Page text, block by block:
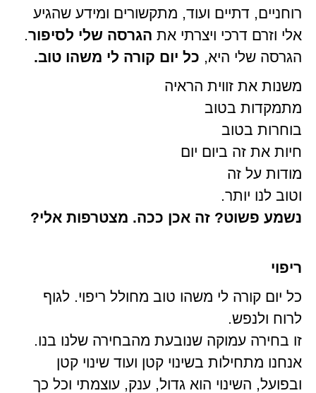
רוחניים, דתיים ועוד, מתקשורים ומידע שהגיע
אלי וזרם דרכי ויצרתי את הגרסה שלי לסיפור.
הגרסה שלי היא, כל יום קורה לי משהו טוב.
משנות את זווית הראיה
מתמקדות בטוב
בוחרות בטוב
חיות את זה ביום יום
מודות על זה
וטוב לנו יותר.
נשמע פשוט? זה אכן ככה. מצטרפות אלי?
ריפוי
כל יום קורה לי משהו טוב מחולל ריפוי. לגוף
לרוח ולנפש.
זו בחירה עמוקה שנובעת מהבחירה שלנו בנו.
אנחנו מתחילות בשינוי קטן ועוד שינוי קטן
ובפועל, השינוי הוא גדול, ענק, עוצמתי וכל כך